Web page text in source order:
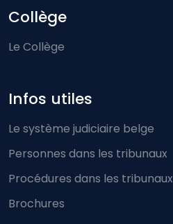
Collège
Le Collège
Infos utiles
Le système judiciaire belge
Personnes dans les tribunaux
Procédures dans les tribunaux
Brochures